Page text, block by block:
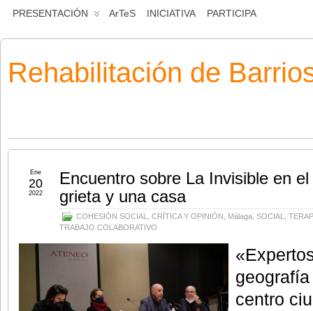
PRESENTACIÓN ArTeS INICIATIVA PARTICIPA
Rehabilitación de
Encuentro sobre La Invisible en
grieta y una casa
COHESIÓN SOCIAL CRÍTICA Y OPINIÓN Málaga SOCIAL
TRABAJO COLABORATIVO
Ene
20
2022
centro